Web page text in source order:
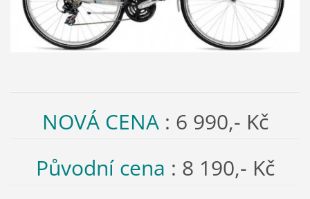
NOVÁ CENA : 6 990,- Kč
Původní cena : 8 190,- Kč